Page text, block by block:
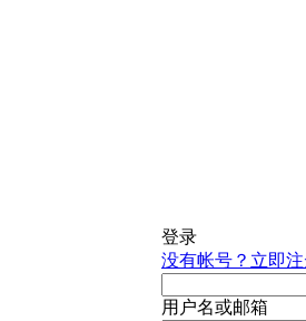
登录
没有帐号？立即
用户名或邮箱